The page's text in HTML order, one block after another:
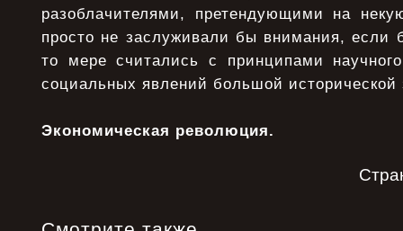
разоблачителями, претендующими на
просто не заслуживали бы внимания, если
то мере считались с принципами
социальных явлений большой исторической
Экономическая революция.